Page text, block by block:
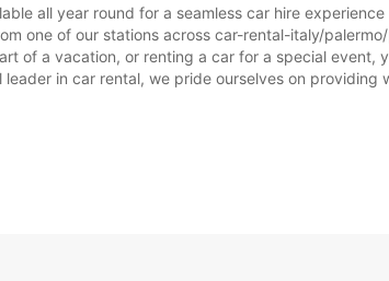
all year round for a seamless car hire
one of our stations across car-rental-italy/
of a vacation, or renting a car for a special
in car rental, we pride ourselves on